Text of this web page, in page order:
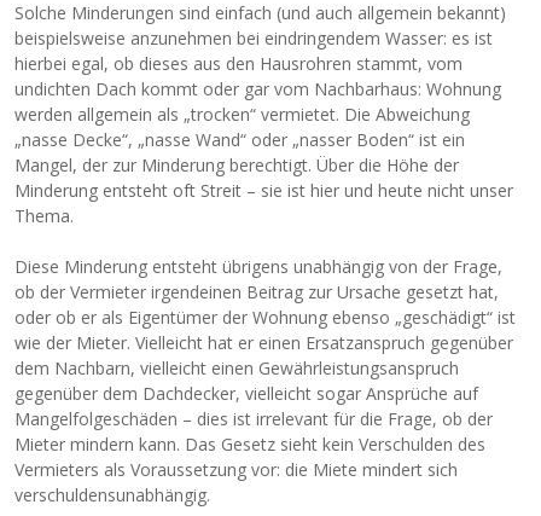
Solche Minderungen sind einfach (und auch allgemein bekannt)
beispielsweise anzunehmen bei eindringendem Wasser: es ist
hierbei egal, ob dieses aus den Hausrohren stammt, vom
undichten Dach kommt oder gar vom Nachbarhaus: Wohnung
werden allgemein als „trocken“ vermietet. Die Abweichung
„nasse Decke“, „nasse Wand“ oder „nasser Boden“ ist ein
Mangel, der zur Minderung berechtigt. Über die Höhe der
Minderung entsteht oft Streit – sie ist hier und heute nicht unser
Thema.
Diese Minderung entsteht übrigens unabhängig von der Frage,
ob der Vermieter irgendeinen Beitrag zur Ursache gesetzt hat,
oder ob er als Eigentümer der Wohnung ebenso „geschädigt“ ist
wie der Mieter. Vielleicht hat er einen Ersatzanspruch gegenüber
dem Nachbarn, vielleicht einen Gewährleistungsanspruch
gegenüber dem Dachdecker, vielleicht sogar Ansprüche auf
Mangelfolgeschäden – dies ist irrelevant für die Frage, ob der
Mieter mindern kann. Das Gesetz sieht kein Verschulden des
Vermieters als Voraussetzung vor: die Miete mindert sich
verschuldensunabhängig.